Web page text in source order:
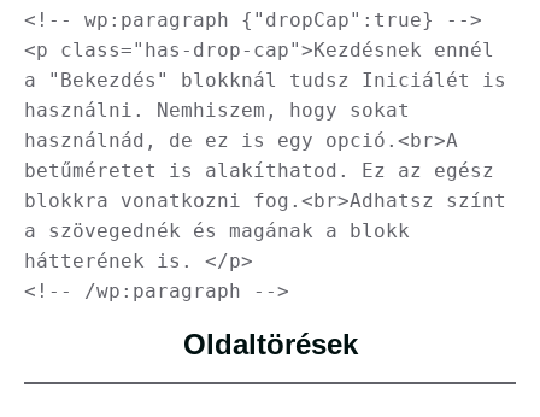
<!-- wp:paragraph {"dropCap":true} -->
<p class="has-drop-cap">Kezdésnek ennél
a "Bekezdés" blokknál tudsz Iniciálét is
használni. Nemhiszem, hogy sokat
használnád, de ez is egy opció.<br>A
betűméretet is alakíthatod. Ez az egész
blokkra vonatkozni fog.<br>Adhatsz színt
a szövegednék és magának a blokk
hátterének is. </p>
<!-- /wp:paragraph -->
Oldaltörések